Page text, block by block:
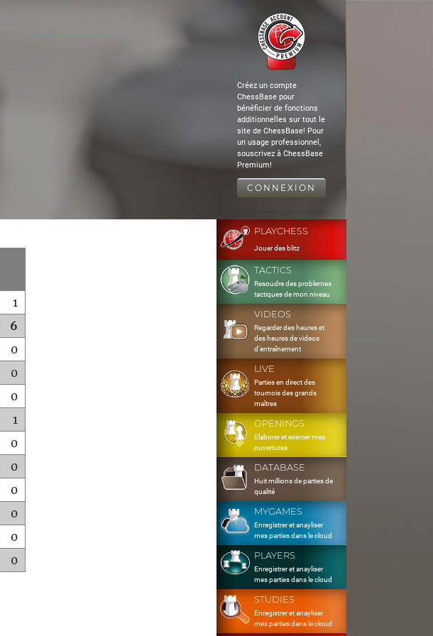
Créez un compte
ChessBase pour
bénéficier de fonctions
additionnelles sur tout le
site de ChessBase! Pour
un usage professionnel,
souscrivez à ChessBase
Premium!
CONNEXION
1
6
0
0
0
1
0
0
0
0
0
0
PLAYCHESS
Jouer des blitz
TACTICS
Resoudre des problemes
tactiques de mon niveau
VIDEOS
Regarder des heures et
des heures de videos
d'entraînement
LIVE
Parties en direct des
tournois des grands
maîtres
OPENINGS
Elaborer et exercer mes
ouvertures
DATABASE
Huit millions de parties de
qualité
MYGAMES
Enregistrer et anayliser
mes parties dans le cloud
PLAYERS
Enregistrer et anayliser
mes parties dans le cloud
STUDIES
Enregistrer et anayliser
mes parties dans le cloud